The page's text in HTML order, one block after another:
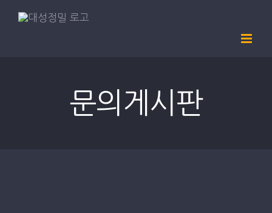
문의게시판
내마모시험기 1축